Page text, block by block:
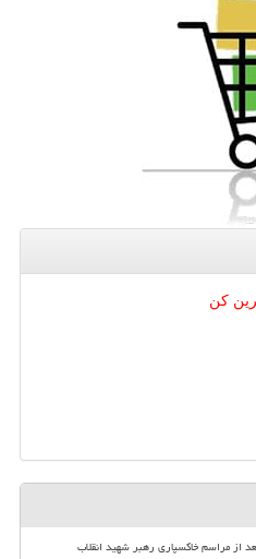
کن
از مراسم خاکسپاری رهبر شهید انقلاب